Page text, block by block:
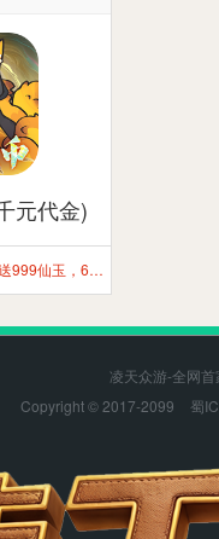
元代金)
开局领极品形象：白泽，还送999仙玉，66666灵石，蓝色强力装备一套，轻松闯关无压力
凌天众游-全网首
Copyright © 2017-2099
蜀